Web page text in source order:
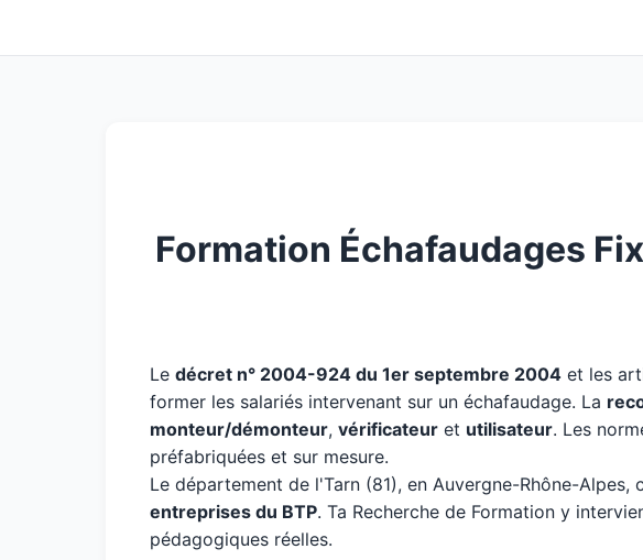
Formation Échafaudages
Le décret n° 2004-924 du 1er septembre 2004 et les
former les salariés intervenant sur un échafaudage. La
monteur/démonteur, vérificateur et utilisateur. Les
préfabriquées et sur mesure.
Le département de l'Tarn (81), en Auvergne-Rhône-Alpes,
entreprises du BTP. Ta Recherche de Formation y
pédagogiques réelles.